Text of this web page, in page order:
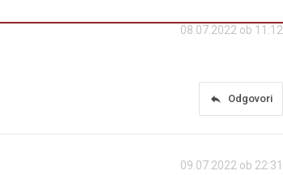
08.07.2022 ob 11:12
reply Odgovori
09.07.2022 ob 22:31